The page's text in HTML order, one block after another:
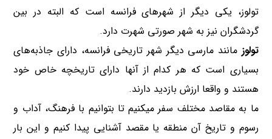
تولوز، یکی دیگر از شهرهای فرانسه است که البته در بین
گردشگران نیز به شهر صورتی شهرت دارد.
تولوز مانند مارسی دیگر شهر تاریخی فرانسه، دارای جاذبه‌های
بسیاری است که هر کدام از آنها دارای تاریخچه خاص خود
هستند و واقعا ارزش بازدید دارند.
ما به مقاصد مختلف سفر میکنیم تا بتوانیم با فرهنگ، آداب و
رسوم و تاریخ آن منطقه یا مقصد آشنایی پیدا کنیم و این بار